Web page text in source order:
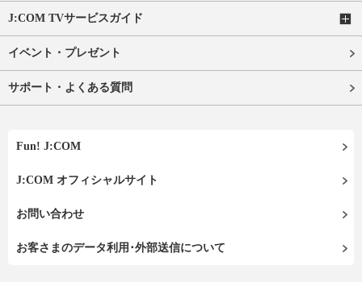
J:COM TVサービスガイド
イベント・プレゼント
サポート・よくある質問
Fun! J:COM
J:COM オフィシャルサイト
お問い合わせ
お客さまのデータ利用･外部送信について